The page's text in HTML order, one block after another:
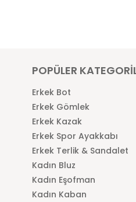
POPÜLER
Erkek Bot
Erkek Gömlek
Erkek Kazak
Erkek Spor Ayakkabı
Erkek Terlik & Sandalet
Kadın Bluz
Kadın Eşofman
Kadın Kaban